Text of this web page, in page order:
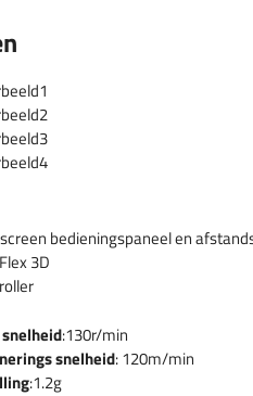
bedieningspaneel en
3D
:130r/min
snelheid: 120m/min
:1.2g